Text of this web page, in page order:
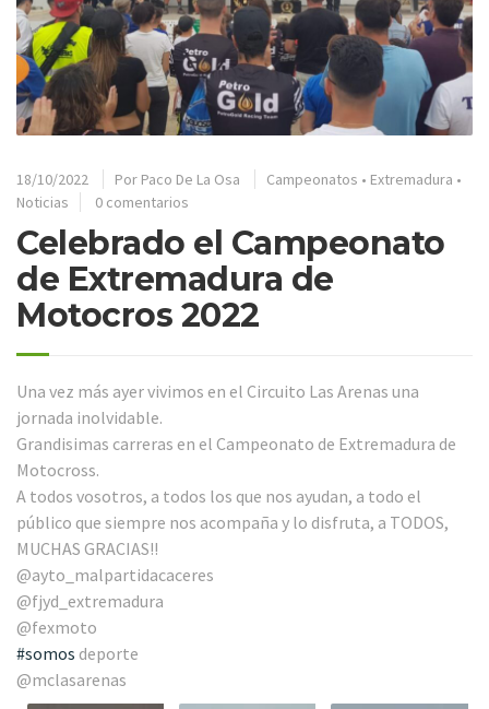
18/10/2022 Por Paco De La Osa Campeonatos • Extremadura •
Noticias
0 comentarios
Celebrado el Campeonato
de Extremadura de
Motocros 2022
Una vez más ayer vivimos en el Circuito Las Arenas una
jornada inolvidable.
Grandisimas carreras en el Campeonato de Extremadura de
Motocross.
A todos vosotros, a todos los que nos ayudan, a todo el
público que siempre nos acompaña y lo disfruta, a TODOS,
MUCHAS GRACIAS!!
@ayto_malpartidacaceres
@fjyd_extremadura
@fexmoto
#somos deporte
@mclasarenas